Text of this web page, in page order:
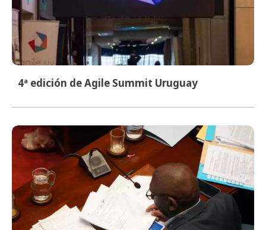
4ª edición de Agile Summit Uruguay